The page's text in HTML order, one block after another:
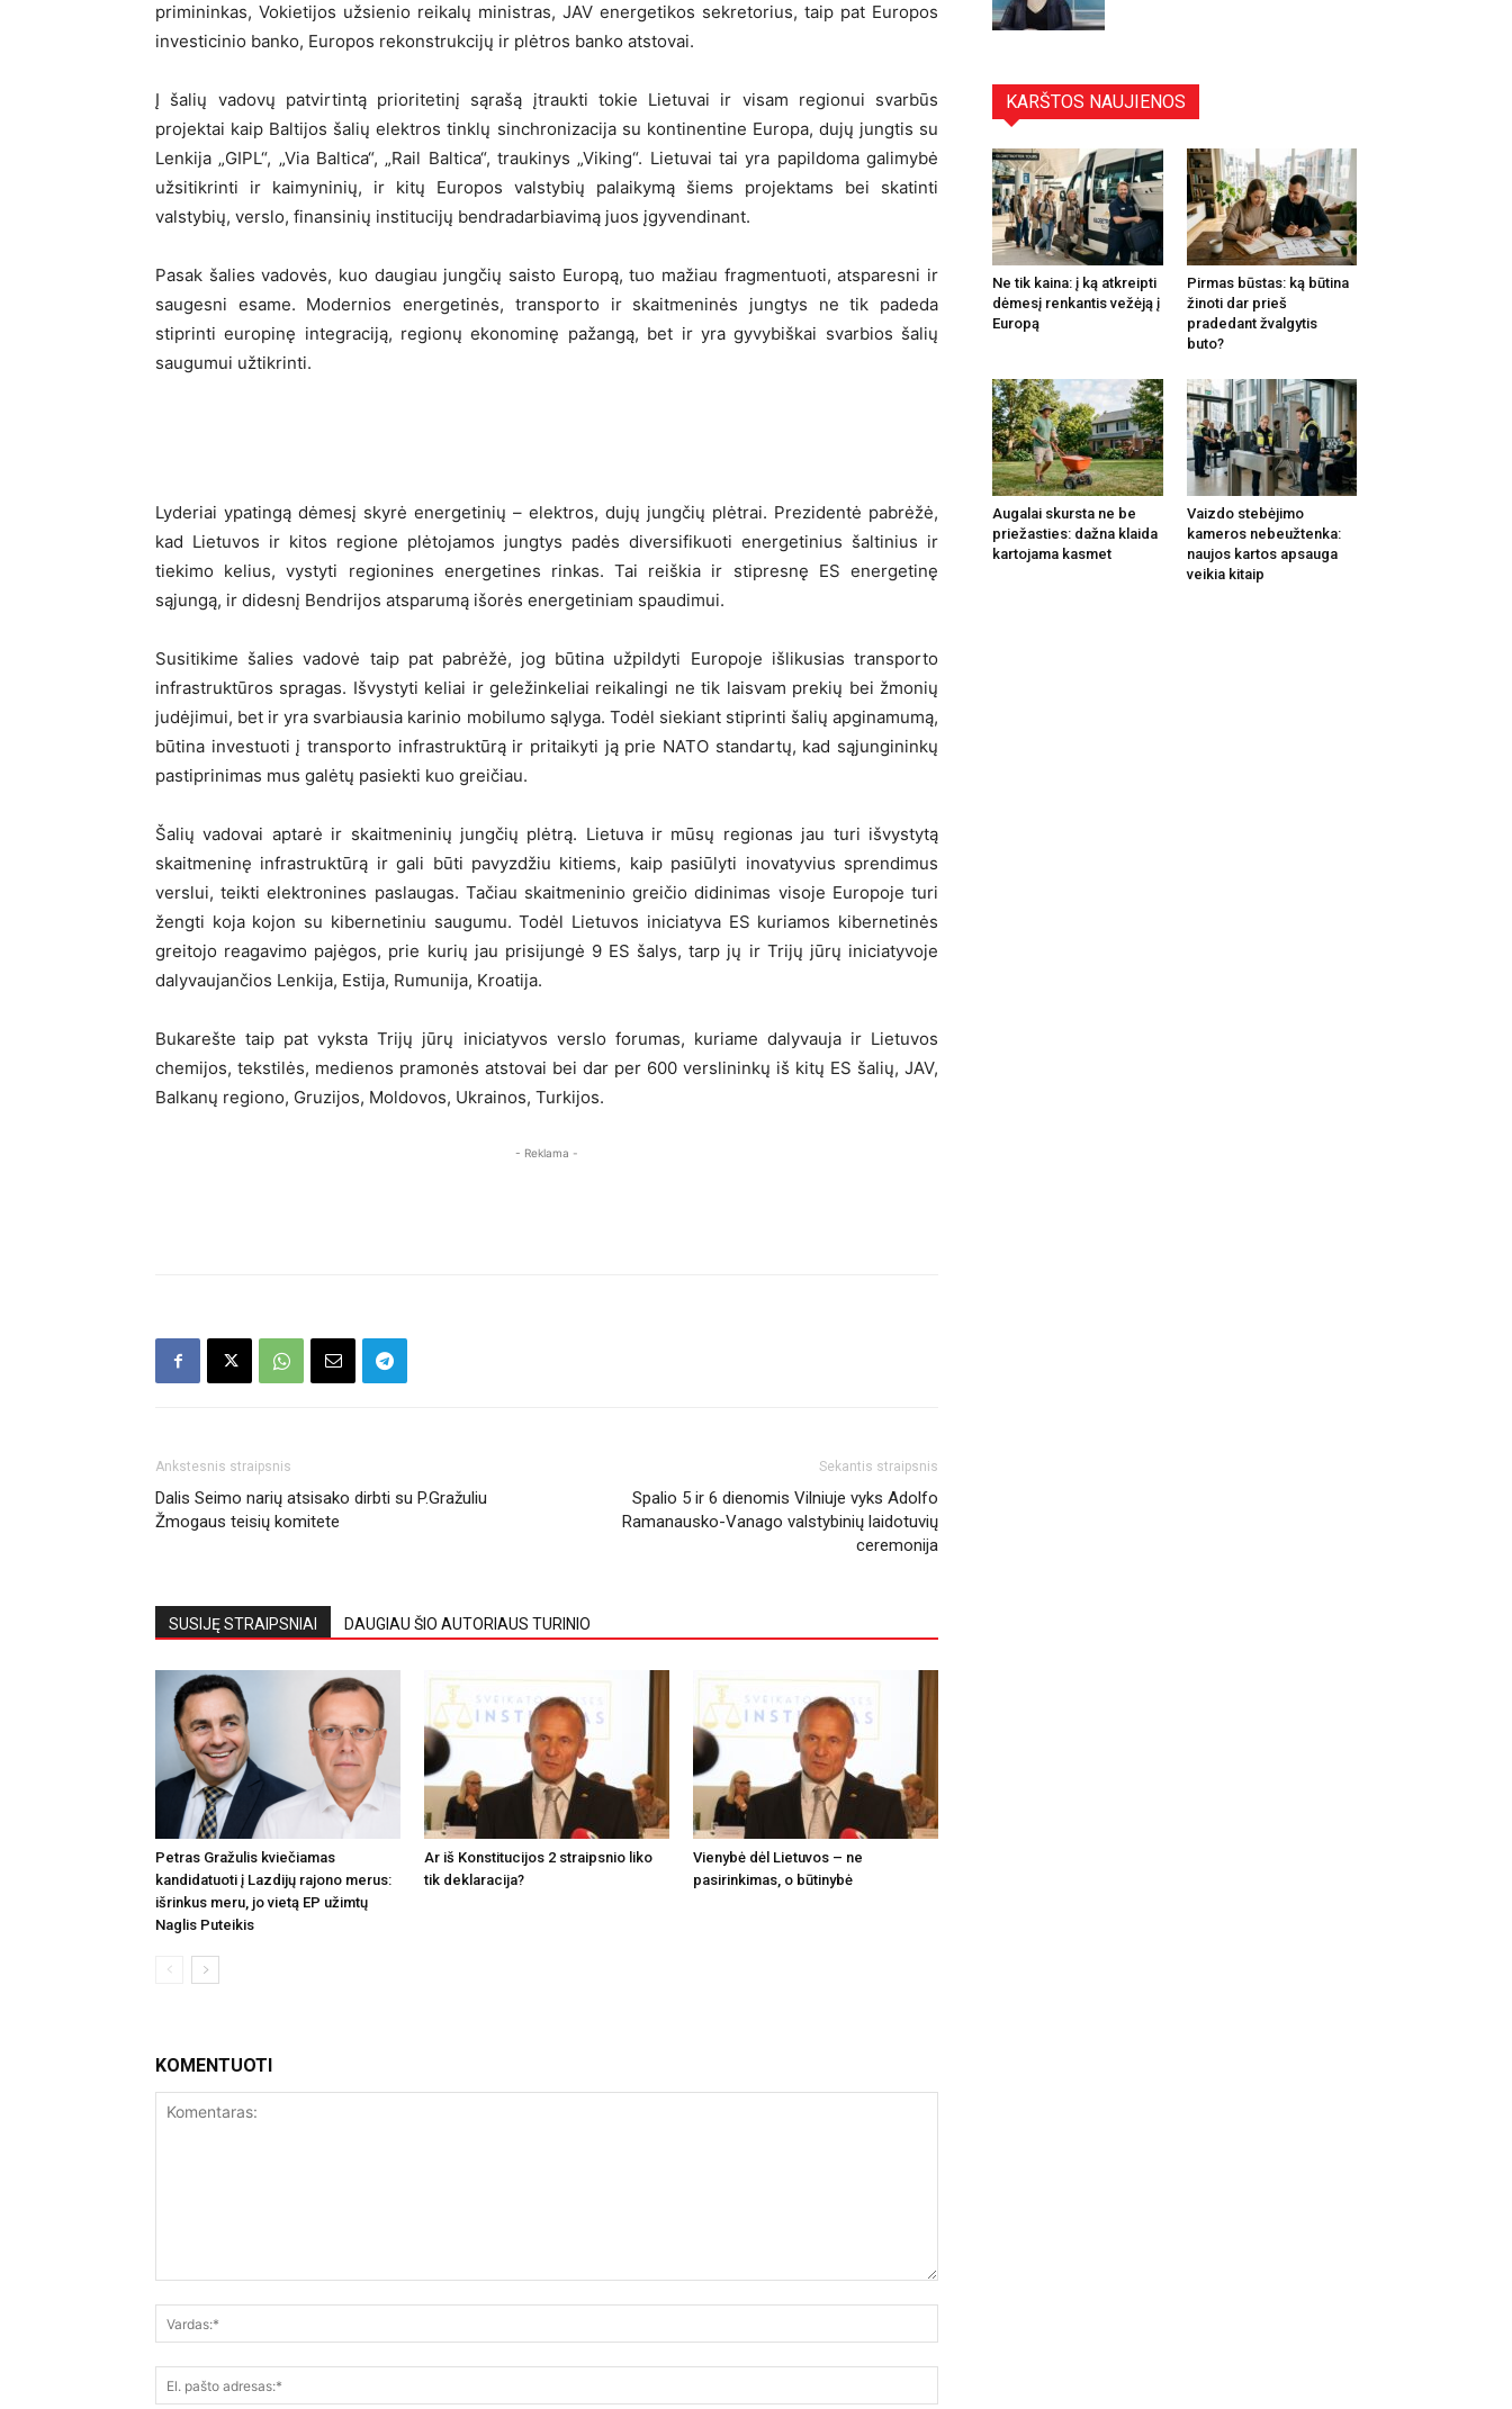
primininkas, Vokietijos užsienio reikalų ministras, JAV energetikos sekretorius, taip pat Europos
investicinio banko, Europos rekonstrukcijų ir plėtros banko atstovai.
Į šalių vadovų patvirtintą prioritetinį sąrašą įtraukti tokie Lietuvai ir visam regionui svarbūs
projektai kaip Baltijos šalių elektros tinklų sinchronizacija su kontinentine Europa, dujų jungtis su
Lenkija „GIPL“, „Via Baltica“, „Rail Baltica“, traukinys „Viking“. Lietuvai tai yra papildoma galimybė
užsitikrinti ir kaimyninių, ir kitų Europos valstybių palaikymą šiems projektams bei skatinti
valstybių, verslo, finansinių institucijų bendradarbiavimą juos įgyvendinant.
Pasak šalies vadovės, kuo daugiau jungčių saisto Europą, tuo mažiau fragmentuoti, atsparesni ir
saugesni esame. Modernios energetinės, transporto ir skaitmeninės jungtys ne tik padeda
stiprinti europinę integraciją, regionų ekonominę pažangą, bet ir yra gyvybiškai svarbios šalių
saugumui užtikrinti.
Lyderiai ypatingą dėmesį skyrė energetinių – elektros, dujų jungčių plėtrai. Prezidentė pabrėžė,
kad Lietuvos ir kitos regione plėtojamos jungtys padės diversifikuoti energetinius šaltinius ir
tiekimo kelius, vystyti regionines energetines rinkas. Tai reiškia ir stipresnę ES energetinę
sąjungą, ir didesnį Bendrijos atsparumą išorės energetiniam spaudimui.
Susitikime šalies vadovė taip pat pabrėžė, jog būtina užpildyti Europoje išlikusias transporto
infrastruktūros spragas. Išvystyti keliai ir geležinkeliai reikalingi ne tik laisvam prekių bei žmonių
judėjimui, bet ir yra svarbiausia karinio mobilumo sąlyga. Todėl siekiant stiprinti šalių apginamumą,
būtina investuoti į transporto infrastruktūrą ir pritaikyti ją prie NATO standartų, kad sąjungininkų
pastiprinimas mus galėtų pasiekti kuo greičiau.
Šalių vadovai aptarė ir skaitmeninių jungčių plėtrą. Lietuva ir mūsų regionas jau turi išvystytą
skaitmeninę infrastruktūrą ir gali būti pavyzdžiu kitiems, kaip pasiūlyti inovatyvius sprendimus
verslui, teikti elektronines paslaugas. Tačiau skaitmeninio greičio didinimas visoje Europoje turi
žengti koja kojon su kibernetiniu saugumu. Todėl Lietuvos iniciatyva ES kuriamos kibernetinės
greitojo reagavimo pajėgos, prie kurių jau prisijungė 9 ES šalys, tarp jų ir Trijų jūrų iniciatyvoje
dalyvaujančios Lenkija, Estija, Rumunija, Kroatija.
Bukarešte taip pat vyksta Trijų jūrų iniciatyvos verslo forumas, kuriame dalyvauja ir Lietuvos
chemijos, tekstilės, medienos pramonės atstovai bei dar per 600 verslininkų iš kitų ES šalių, JAV,
Balkanų regiono, Gruzijos, Moldovos, Ukrainos, Turkijos.
- Reklama -
Ankstesnis straipsnis
Dalis Seimo narių atsisako dirbti su P.Gražuliu
Žmogaus teisių komitete
Sekantis straipsnis
Spalio 5 ir 6 dienomis Vilniuje vyks Adolfo
Ramanausko-Vanago valstybinių laidotuvių
ceremonija
SUSIJĘ STRAIPSNIAI DAUGIAU ŠIO AUTORIAUS TURINIO
Petras Gražulis kviečiamas
kandidatuoti į Lazdijų rajono merus:
išrinkus meru, jo vietą EP užimtų
Naglis Puteikis
Ar iš Konstitucijos 2 straipsnio liko
tik deklaracija?
Vienybė dėl Lietuvos – ne
pasirinkimas, o būtinybė
KOMENTUOTI
KARŠTOS NAUJIENOS
Ne tik kaina: į ką atkreipti
dėmesį renkantis vežėją į
Europą
Pirmas būstas: ką būtina
žinoti dar prieš
pradedant žvalgytis
buto?
Augalai skursta ne be
priežasties: dažna klaida
kartojama kasmet
Vaizdo stebėjimo
kameros nebeužtenka:
naujos kartos apsauga
veikia kitaip